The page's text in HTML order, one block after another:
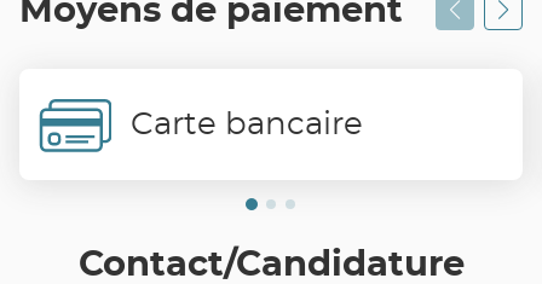
Moyens de paiement
Carte bancaire
Contact/Candidature